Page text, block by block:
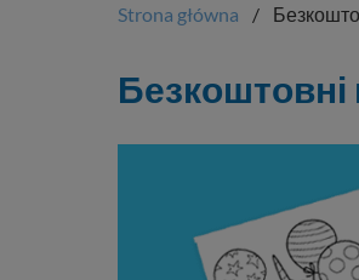
Strona główna
Безкоштовні